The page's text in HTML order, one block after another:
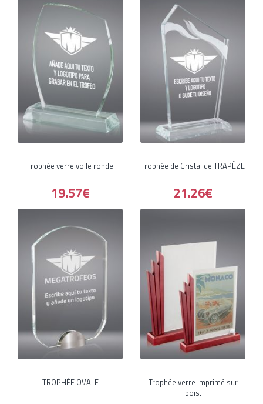
Trophée verre voile ronde
19.57€
Trophée de Cristal de TRAPÈZE
21.26€
TROPHÉE OVALE
Trophée verre imprimé sur
bois.